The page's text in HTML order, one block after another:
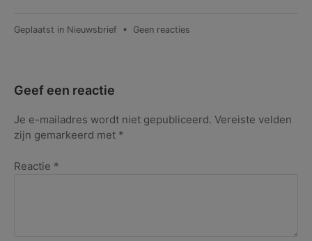
Geplaatst in Nieuwsbrief • Geen reacties
2020
Geef een reactie
Je e-mailadres wordt niet gepubliceerd. Vereiste velden
zijn gemarkeerd met *
Reactie *